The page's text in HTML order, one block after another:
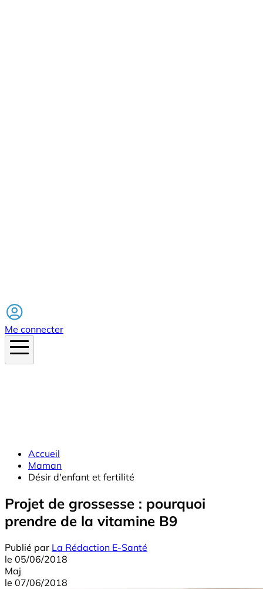
Me connecter
Accueil
Maman
Désir d'enfant et fertilité
Projet de grossesse : pourquoi
prendre de la vitamine B9
Publié par La Rédaction E-Santé
le 05/06/2018
Maj
le 07/06/2018